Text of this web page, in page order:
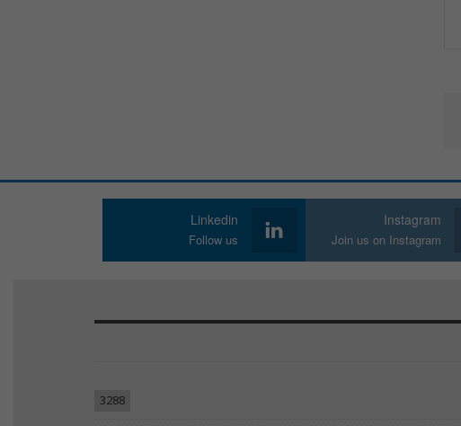
Instagram
Join us on Instagram
Linkedin
Follow us
3288